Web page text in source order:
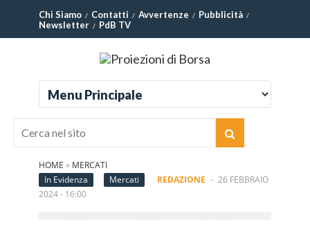
Chi Siamo Contatti Avvertenze
Pubblicità
Newsletter
PdB TV
HOME » MERCATI
In Evidenza
Mercati REDAZIONE - 26 FEBBRAIO
2024 - 16:00